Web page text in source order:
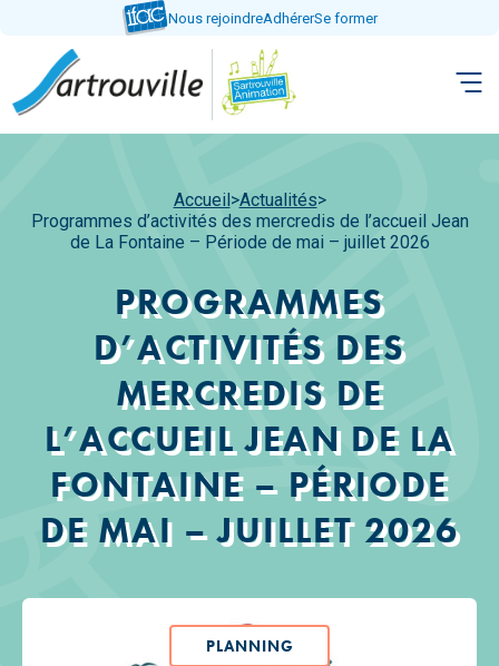
contenu
Nous rejoindreAdhérerSe former
Accueil>Actualités>
Programmes d’activités des mercredis de l’accueil Jean
de La Fontaine – Période de mai – juillet 2026
PROGRAMMES
D’ACTIVITÉS DES
MERCREDIS DE
L’ACCUEIL JEAN DE LA
FONTAINE – PÉRIODE
DE MAI – JUILLET 2026
PLANNING